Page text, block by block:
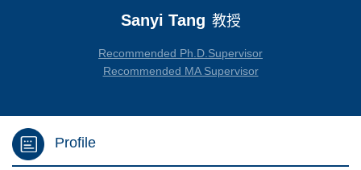
Sanyi Tang 教授
Recommended Ph.D.Supervisor
Recommended MA Supervisor
Profile